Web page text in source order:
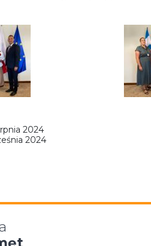
2024
2024